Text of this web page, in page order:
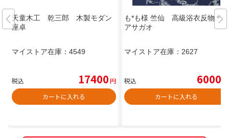
天童木工 乾三郎 木製モダン
座卓
マイストア在庫： 4549
税込 17400円
カートに入れる
も*も様 竺仙 高級浴衣反物＊
アサガオ
マイストア在庫： 2627
税込 6000
カートに入れる